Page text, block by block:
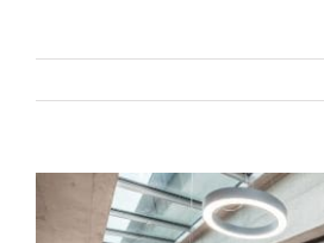
Zeige
grösseres